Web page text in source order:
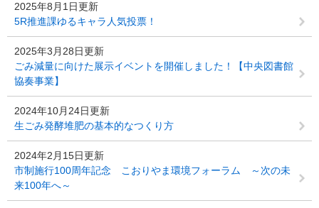
2025年8月1日更新
5R推進課ゆるキャラ人気投票！
2025年3月28日更新
ごみ減量に向けた展示イベントを開催しました！【中央図書館
協奏事業】
2024年10月24日更新
生ごみ発酵堆肥の基本的なつくり方
2024年2月15日更新
市制施行100周年記念 こおりやま環境フォーラム ～次の未
来100年へ～